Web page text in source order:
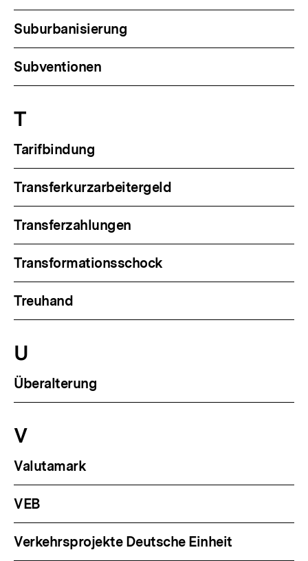
Suburbanisierung
Subventionen
T
Tarifbindung
Transferkurzarbeitergeld
Transferzahlungen
Transformationsschock
Treuhand
U
Überalterung
V
Valutamark
VEB
Verkehrsprojekte Deutsche Einheit